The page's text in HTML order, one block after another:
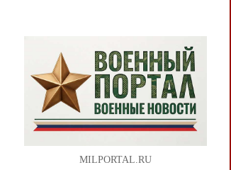
MILPORTAL.RU